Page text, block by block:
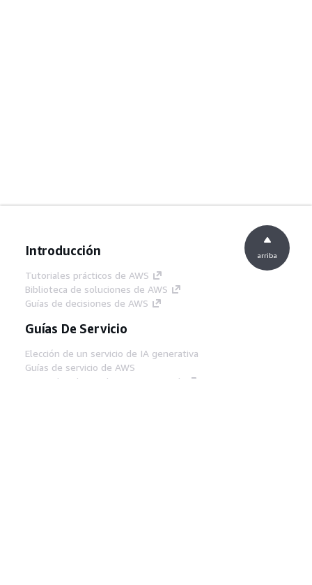
Introducción
Tutoriales prácticos de AWS
Biblioteca de soluciones de AWS
Guías de decisiones de AWS
Guías De Servicio
Elección de un servicio de IA generativa
Guías de servicio de AWS
Tutoriales de CLI de AWS en GitHub
arriba